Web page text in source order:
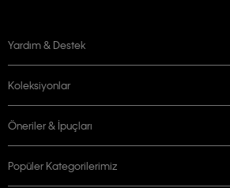
Yardım & Destek
Koleksiyonlar
Öneriler & İpuçları
Popüler Kategorilerimiz